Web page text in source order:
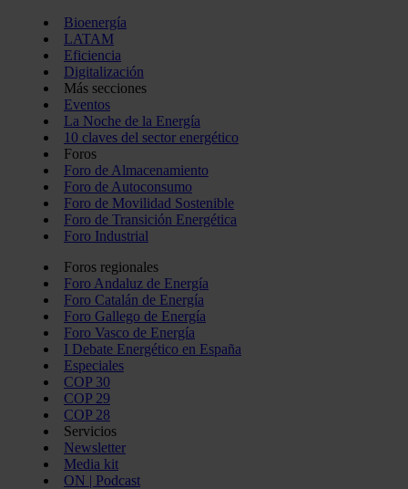
Bioenergía
LATAM
Eficiencia
Digitalización
Más secciones
Eventos
La Noche de la Energía
10 claves del sector energético
Foros
Foro de Almacenamiento
Foro de Autoconsumo
Foro de Movilidad Sostenible
Foro de Transición Energética
Foro Industrial
Foros regionales
Foro Andaluz de Energía
Foro Catalán de Energía
Foro Gallego de Energía
Foro Vasco de Energía
I Debate Energético en España
Especiales
COP 30
COP 29
COP 28
Servicios
Newsletter
Media kit
ON | Podcast